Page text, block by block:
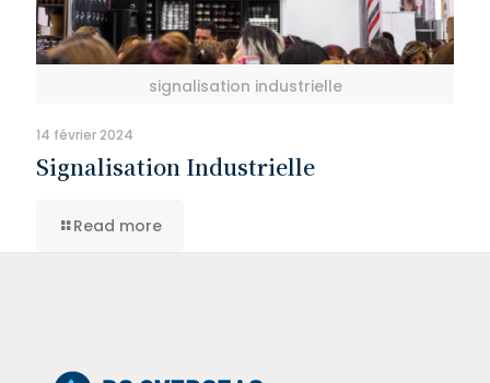
signalisation industrielle
14 février 2024
Signalisation Industrielle
Read more